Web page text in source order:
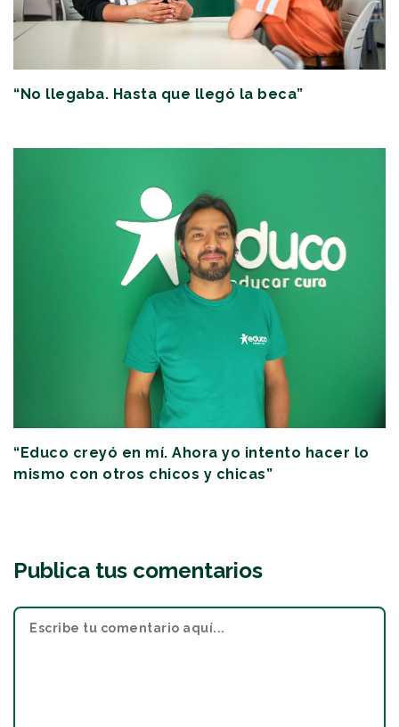
“No llegaba. Hasta que llegó la beca”
“Educo creyó en mí. Ahora yo intento hacer lo
mismo con otros chicos y chicas”
Publica tus comentarios